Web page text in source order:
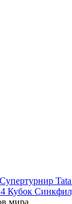
Супертурнир
Кубок
мира